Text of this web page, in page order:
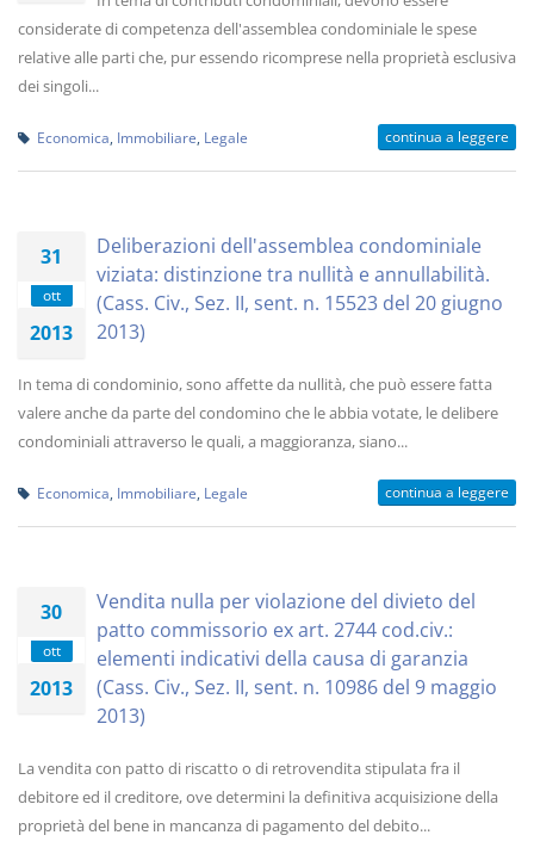
considerate di competenza dell'assemblea condominiale le spese
relative alle parti che, pur essendo ricomprese nella proprietà esclusiva
dei singoli...
Economica Immobiliare Legale continua a leggere
31
ott
2013
Deliberazioni dell'assemblea condominiale
viziata: distinzione tra nullità e annullabilità.
(Cass. Civ., Sez. II, sent. n. 15523 del 20 giugno
2013)
In tema di condominio, sono affette da nullità, che può essere fatta
valere anche da parte del condomino che le abbia votate, le delibere
condominiali attraverso le quali, a maggioranza, siano...
Economica Immobiliare Legale continua a leggere
30
ott
2013
Vendita nulla per violazione del divieto del
patto commissorio ex art. 2744 cod.civ.:
elementi indicativi della causa di garanzia
(Cass. Civ., Sez. II, sent. n. 10986 del 9 maggio
2013)
La vendita con patto di riscatto o di retrovendita stipulata fra il
debitore ed il creditore, ove determini la definitiva acquisizione della
proprietà del bene in mancanza di pagamento del debito...